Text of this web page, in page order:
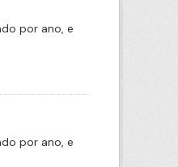
por ano, e
por ano, e